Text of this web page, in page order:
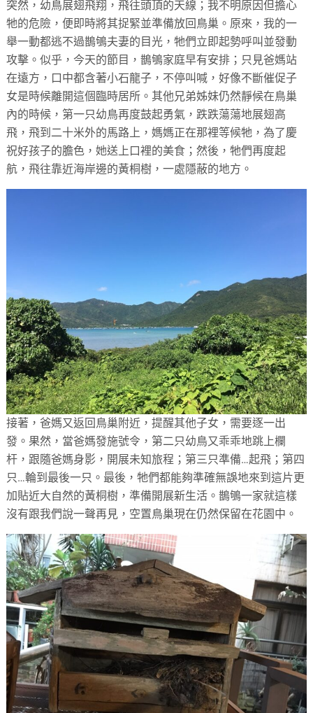
突然，幼鳥展翅飛翔，飛往頭頂的天線；我不明原因但擔心
牠的危險，便即時將其捉緊並準備放回鳥巢。原來，我的一
舉一動都逃不過鵲鴝夫妻的目光，牠們立即起勢呼叫並發動
攻擊。似乎，今天的節目，鵲鴝家庭早有安排；只見爸媽站
在遠方，口中都含著小石龍子，不停叫喊，好像不斷催促子
女是時候離開這個臨時居所。其他兄弟姊妹仍然靜候在鳥巢
內的時候，第一只幼鳥再度鼓起勇氣，跌跌蕩蕩地展翅高
飛，飛到二十米外的馬路上，媽媽正在那裡等候牠，為了慶
祝好孩子的膽色，她送上口裡的美食；然後，牠們再度起
航，飛往靠近海岸邊的黃桐樹，一處隱蔽的地方。
接著，爸媽又返回鳥巢附近，提醒其他子女，需要逐一出
發。果然，當爸媽發施號令，第二只幼鳥又乖乖地跳上欄
杆，跟隨爸媽身影，開展未知旅程；第三只準備…起飛；第四
只…輪到最後一只。最後，牠們都能夠準確無誤地來到這片更
加貼近大自然的黃桐樹，準備開展新生活。鵲鴝一家就這樣
沒有跟我們說一聲再見，空置鳥巢現在仍然保留在花園中。